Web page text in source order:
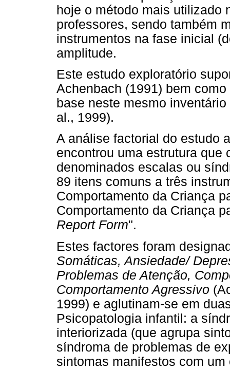
hoje o método mais utilizado
professores, sendo também
instrumentos na fase inicial
amplitude.
Este estudo exploratório
Achenbach (1991) bem
base neste mesmo
al., 1999).
A análise factorial do estudo
encontrou uma estrutura que
denominados escalas ou
89 itens comuns a três
Comportamento da Criança
Comportamento da Criança
Report Form".
Estes factores foram
Somáticas, Ansiedade/
Problemas de Atenção,
Comportamento Agressivo
1999) e aglutinam-se em
Psicopatologia infantil: a
interiorizada (que agrupa
síndroma de problemas de
sintomas manifestos com